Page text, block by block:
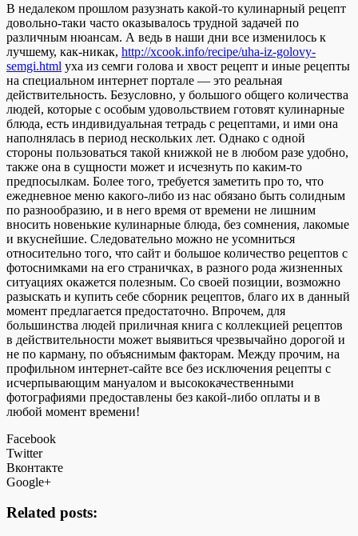
В недалеком прошлом разузнать какой-то кулинарный рецепт
довольно-таки часто оказывалось трудной задачей по
различным нюансам. А ведь в наши дни все изменилось к
лучшему, как-никак, http://xcook.info/recipe/uha-iz-golovy-
semgi.html уха из семги голова и хвост рецепт и иные рецепты
на специальном интернет портале — это реальная
действительность. Безусловно, у большого общего количества
людей, которые с особым удовольствием готовят кулинарные
блюда, есть индивидуальная тетрадь с рецептами, и ими она
наполнялась в период нескольких лет. Однако с одной
стороны пользоваться такой книжкой не в любом разе удобно,
также она в сущности может и исчезнуть по каким-то
предпосылкам. Более того, требуется заметить про то, что
ежедневное меню какого-либо из нас обязано быть солидным
по разнообразию, и в него время от времени не лишним
вносить новенькие кулинарные блюда, без сомнения, лакомые
и вкуснейшие. Следовательно можно не усомниться
относительно того, что сайт и большое количество рецептов с
фотоснимками на его страничках, в разного рода жизненных
ситуациях окажется полезным. Со своей позиции, возможно
разыскать и купить себе сборник рецептов, благо их в данный
момент предлагается предостаточно. Впрочем, для
большинства людей приличная книга с коллекцией рецептов
в действительности может выявиться чрезвычайно дорогой и
не по карману, по объяснимым факторам. Между прочим, на
профильном интернет-сайте все без исключения рецепты с
исчерпывающим мануалом и высококачественными
фотографиями предоставлены без какой-либо оплаты и в
любой момент времени!
Facebook
Twitter
Вконтакте
Google+
Related posts: